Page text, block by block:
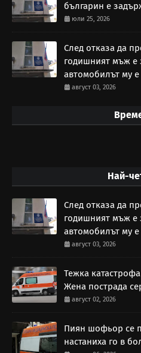
българин е
юли 25, 2026
След отказа да
годишният мъж е
автомобилът му е
август 03, 2026
Най-
След отказа да
годишният мъж е
автомобилът му е
август 03, 2026
Тежка
Жена пострада
август 02, 2026
Пиян шофьор се
настаниха го в